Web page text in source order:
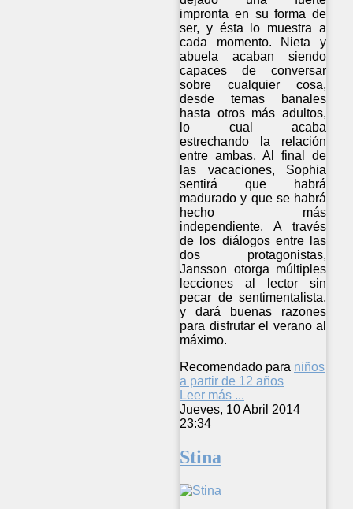
impronta en su forma de
ser, y ésta lo muestra a
cada momento. Nieta y
abuela acaban siendo
capaces de conversar
sobre cualquier cosa,
desde temas banales
hasta otros más adultos,
lo cual acaba
estrechando la relación
entre ambas. Al final de
las vacaciones, Sophia
sentirá que habrá
madurado y que se habrá
hecho más
independiente. A través
de los diálogos entre las
dos protagonistas,
Jansson otorga múltiples
lecciones al lector sin
pecar de sentimentalista,
y dará buenas razones
para disfrutar el verano al
máximo.
Recomendado para niños
a partir de 12 años
Leer más ...
Jueves, 10 Abril 2014
23:34
Stina